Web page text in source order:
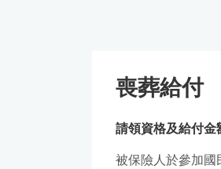
喪葬給付
請領資格及給付金
被保險人於參加